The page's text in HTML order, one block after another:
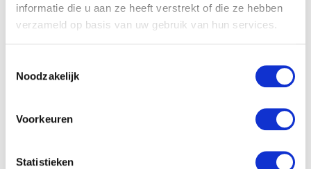
informatie die u aan ze heeft verstrekt of die ze hebben
verzameld op basis van uw gebruik van hun services.
Noodzakelijk
Voorkeuren
Statistieken
Difrax – Moedermelk
elektronische borstkolf